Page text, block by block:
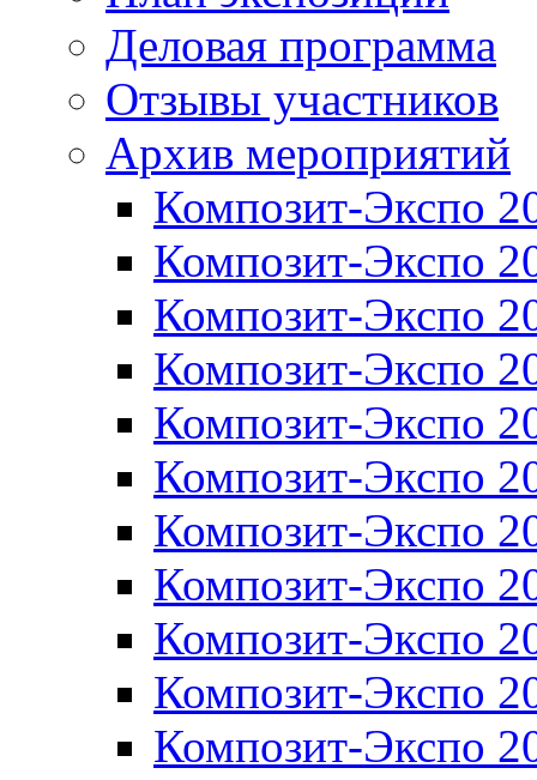
Деловая программа
Отзывы участников
Архив мероприятий
Композит-Экспо
Композит-Экспо
Композит-Экспо
Композит-Экспо
Композит-Экспо
Композит-Экспо
Композит-Экспо
Композит-Экспо
Композит-Экспо
Композит-Экспо
Композит-Экспо